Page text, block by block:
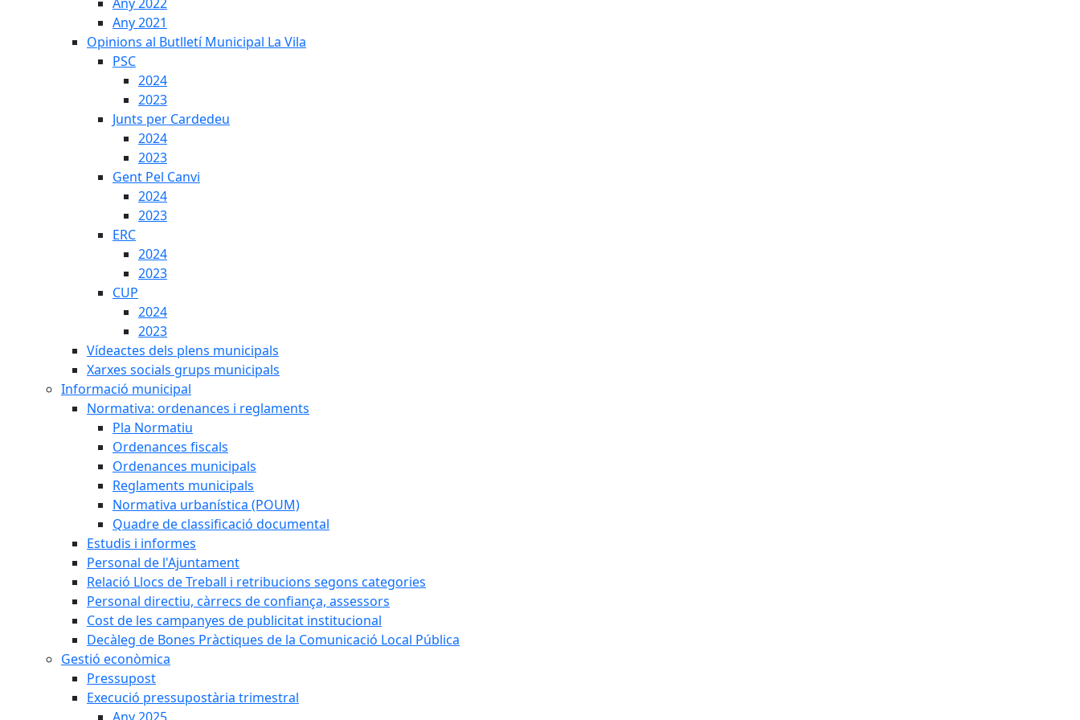
Any 2021
Opinions al Butlletí Municipal La Vila
PSC
2024
2023
Junts per Cardedeu
2024
2023
Gent Pel Canvi
2024
2023
ERC
2024
2023
CUP
2024
2023
Vídeactes dels plens municipals
Xarxes socials grups municipals
Informació municipal
Normativa: ordenances i reglaments
Pla Normatiu
Ordenances fiscals
Ordenances municipals
Reglaments municipals
Normativa urbanística (POUM)
Quadre de classificació documental
Estudis i informes
Personal de l'Ajuntament
Relació Llocs de Treball i retribucions segons categories
Personal directiu, càrrecs de confiança, assessors
Cost de les campanyes de publicitat institucional
Decàleg de Bones Pràctiques de la Comunicació Local Pública
Gestió econòmica
Pressupost
Execució pressupostària trimestral